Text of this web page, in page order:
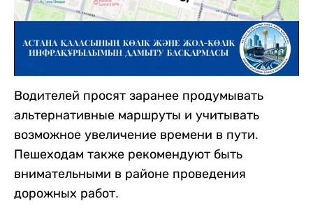
Водителей просят заранее продумывать
альтернативные маршруты и учитывать
возможное увеличение времени в пути.
Пешеходам также рекомендуют быть
внимательными в районе проведения
дорожных работ.